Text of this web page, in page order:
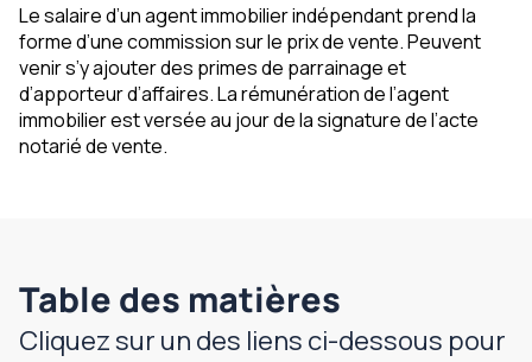
Le salaire d’un agent immobilier indépendant prend la
forme d’une commission sur le prix de vente. Peuvent
venir s’y ajouter des primes de parrainage et
d’apporteur d’affaires. La rémunération de l’agent
immobilier est versée au jour de la signature de l’acte
notarié de vente.
Table des matières
Cliquez sur un des liens ci-dessous pour